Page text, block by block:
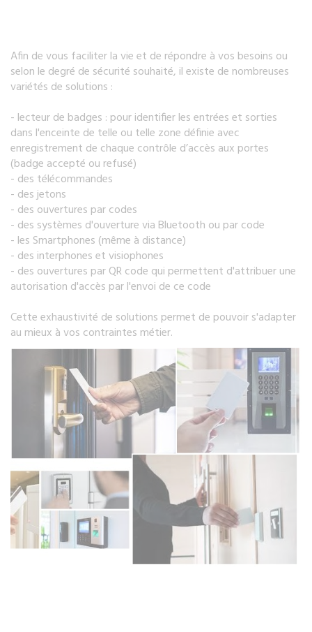
Afin de vous faciliter la vie et de répondre à vos besoins ou
selon le degré de sécurité souhaité, il existe de nombreuses
variétés de solutions :
- lecteur de badges : pour identifier les entrées et sorties
dans l'enceinte de telle ou telle zone définie avec
enregistrement de chaque contrôle d’accès aux portes
(badge accepté ou refusé)
- des télécommandes
- des jetons
- des ouvertures par codes
- des systèmes d'ouverture via Bluetooth ou par code
- les Smartphones (même à distance)
- des interphones et visiophones
- des ouvertures par QR code qui permettent d'attribuer une
autorisation d'accès par l'envoi de ce code
Cette exhaustivité de solutions permet de pouvoir s'adapter
au mieux à vos contraintes métier.